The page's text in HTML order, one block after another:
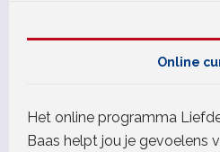
Online
Het online programma
Baas helpt jou je gevoelens